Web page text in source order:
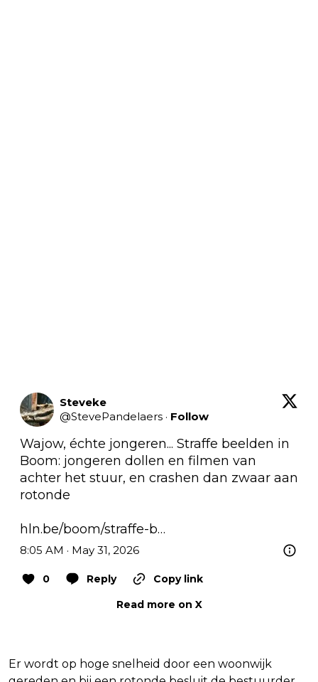
Steveke
@StevePandelaers · Follow
Wajow, échte jongeren... Straffe beelden in
Boom: jongeren dollen en filmen van
achter het stuur, en crashen dan zwaar aan
rotonde
hln.be/boom/straffe-b…
8:05 AM · May 31, 2026
0 Reply
Copy link
Read more on X
Er wordt op hoge snelheid door een woonwijk